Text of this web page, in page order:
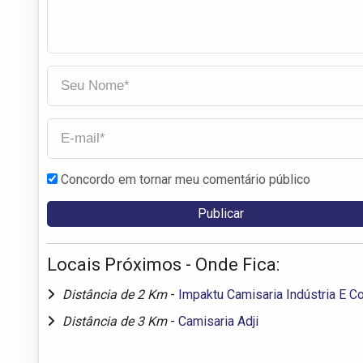
Concordo em tornar meu comentário público
Locais Próximos - Onde Fica:
Distância de 2 Km - Impaktu Camisaria Indústria E
Distância de 3 Km - Camisaria Adji